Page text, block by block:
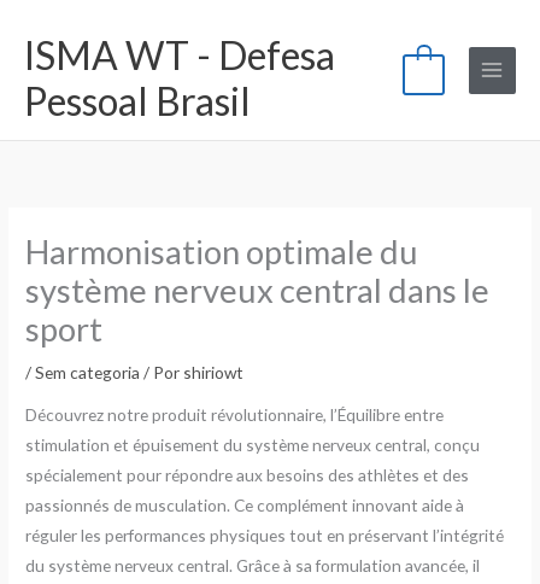
para
conteúdo
ISMA WT - Defesa
Pessoal Brasil
Harmonisation optimale du
système nerveux central dans le
sport
/Sem categoria / Por shiriowt
Découvrez notre produit révolutionnaire, l’Équilibre entre
stimulation et épuisement du système nerveux central, conçu
spécialement pour répondre aux besoins des athlètes et des
passionnés de musculation. Ce complément innovant aide à
réguler les performances physiques tout en préservant l’intégrité
du système nerveux central. Grâce à sa formulation avancée, il